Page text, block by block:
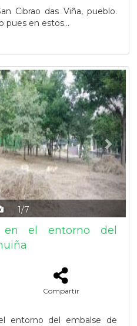
Cibrao das Viña, pueblo.
pues en estos...
1/7
Next
el entorno del
Compartir
entorno del embalse de